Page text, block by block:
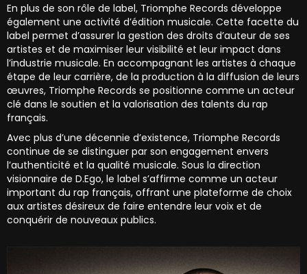
En plus de son rôle de label, Triomphe Records développe
également une activité d’édition musicale. Cette facette du
label permet d’assurer la gestion des droits d’auteur de ses
artistes et de maximiser leur visibilité et leur impact dans
l’industrie musicale. En accompagnant les artistes à chaque
étape de leur carrière, de la production à la diffusion de leurs
œuvres, Triomphe Records se positionne comme un acteur
clé dans le soutien et la valorisation des talents du rap
français.
Avec plus d’une décennie d’existence, Triomphe Records
continue de se distinguer par son engagement envers
l’authenticité et la qualité musicale. Sous la direction
visionnaire de D.Ego, le label s’affirme comme un acteur
important du rap français, offrant une plateforme de choix
aux artistes désireux de faire entendre leur voix et de
conquérir de nouveaux publics.